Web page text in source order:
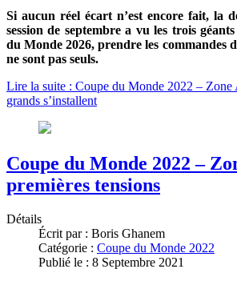
Si aucun réel écart n’est encore fait, la
session de septembre a vu les trois
du Monde 2026, prendre les commandes
ne sont pas seuls.
Lire la suite : Coupe du Monde 2022 –
grands s’installent
Coupe du Monde 2022 –
premières tensions
Détails
Écrit par : Boris Ghanem
Catégorie : Coupe du Monde 2022
Publié le : 8 Septembre 2021